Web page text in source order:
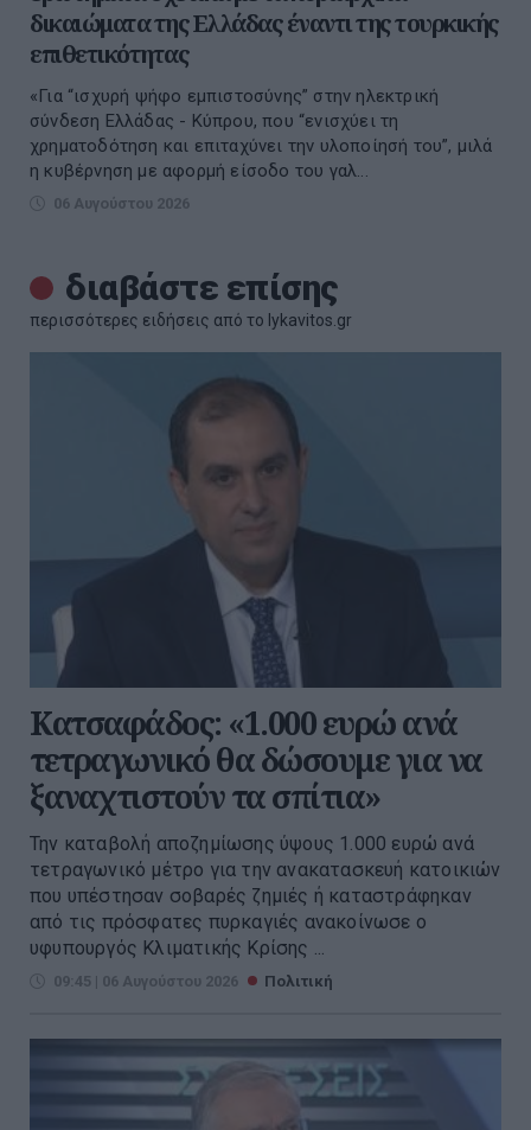
δικαιώματα της Ελλάδας έναντι της τουρκικής
επιθετικότητας
«Για “ισχυρή ψήφο εμπιστοσύνης” στην ηλεκτρική
σύνδεση Ελλάδας - Κύπρου, που “ενισχύει τη
χρηματοδότηση και επιταχύνει την υλοποίησή του”, μιλά
η κυβέρνηση με αφορμή είσοδο του γαλ...
06 Αυγούστου 2026
διαβάστε επίσης
περισσότερες ειδήσεις από το lykavitos.gr
Κατσαφάδος: «1.000 ευρώ ανά
τετραγωνικό θα δώσουμε για να
ξαναχτιστούν τα σπίτια»
Την καταβολή αποζημίωσης ύψους 1.000 ευρώ ανά
τετραγωνικό μέτρο για την ανακατασκευή κατοικιών
που υπέστησαν σοβαρές ζημιές ή καταστράφηκαν
από τις πρόσφατες πυρκαγιές ανακοίνωσε ο
υφυπουργός Κλιματικής Κρίσης ...
09:45 | 06 Αυγούστου 2026 Πολιτική